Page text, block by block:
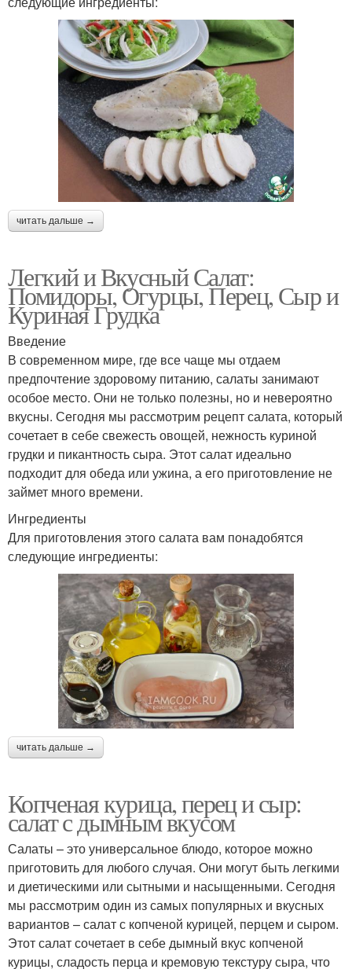
читать дальше →
Легкий и Вкусный Салат:
Помидоры, Огурцы, Перец, Сыр и
Куриная Грудка
Введение
В современном мире, где все чаще мы отдаем
предпочтение здоровому питанию, салаты занимают
особое место. Они не только полезны, но и невероятно
вкусны. Сегодня мы рассмотрим рецепт салата, который
сочетает в себе свежесть овощей, нежность куриной
грудки и пикантность сыра. Этот салат идеально
подходит для обеда или ужина, а его приготовление не
займет много времени.
Ингредиенты
Для приготовления этого салата вам понадобятся
следующие ингредиенты:
читать дальше →
Копченая курица, перец и сыр:
салат с дымным вкусом
Салаты – это универсальное блюдо, которое можно
приготовить для любого случая. Они могут быть легкими
и диетическими или сытными и насыщенными. Сегодня
мы рассмотрим один из самых популярных и вкусных
вариантов – салат с копченой курицей, перцем и сыром.
Этот салат сочетает в себе дымный вкус копченой
курицы, сладость перца и кремовую текстуру сыра, что